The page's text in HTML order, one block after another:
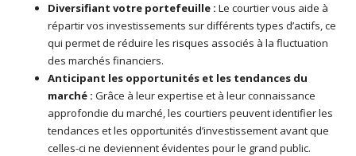
Diversifiant votre portefeuille : Le courtier vous aide à
répartir vos investissements sur différents types d’actifs, ce
qui permet de réduire les risques associés à la fluctuation
des marchés financiers.
Anticipant les opportunités et les tendances du
marché : Grâce à leur expertise et à leur connaissance
approfondie du marché, les courtiers peuvent identifier les
tendances et les opportunités d’investissement avant que
celles-ci ne deviennent évidentes pour le grand public.